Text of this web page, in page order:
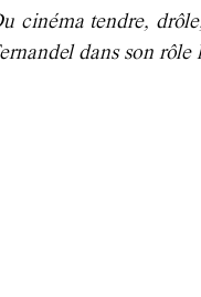
cinéma tendre,
dans son